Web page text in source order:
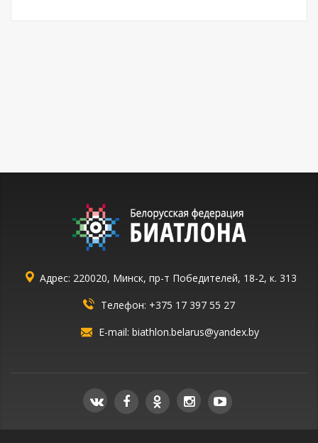
Адрес: 220020, Минск, пр-т Победителей, 18-2, к. 313
Телефон: +375 17 397 55 27
E-mail: biathlon.belarus@yandex.by